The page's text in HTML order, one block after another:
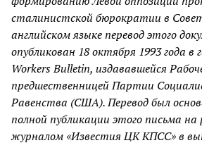
сталинистской бюрократии в
английском языке перевод этого
опубликован 18 октября 1993 года
Workers Bulletin, издававшейся
предшественницей Партии
Равенства (США). Перевод был
полной публикации этого письма на
журналом «Известия ЦК КПСС» в